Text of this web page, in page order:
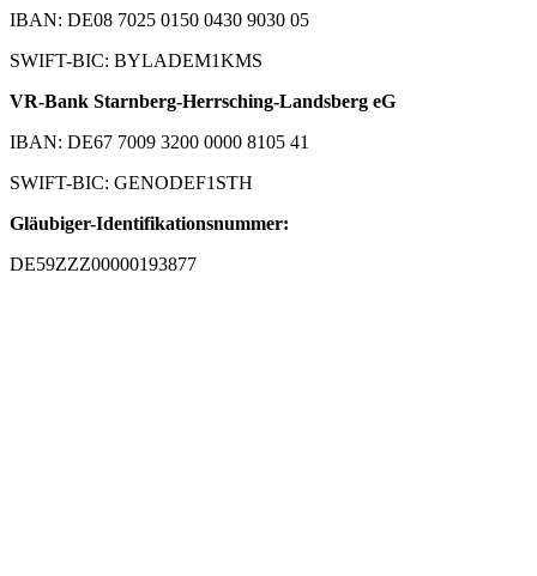
IBAN: DE08 7025 0150 0430 9030 05
SWIFT-BIC: BYLADEM1KMS
VR-Bank Starnberg-Herrsching-Landsberg eG
IBAN: DE67 7009 3200 0000 8105 41
SWIFT-BIC: GENODEF1STH
Gläubiger-Identifikationsnummer:
DE59ZZZ00000193877